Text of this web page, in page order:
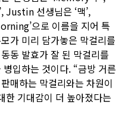
Justin 선생님은 ‘맥’,
으로 이름을 지어 특
가 미리 담가놓은 막걸리를
동 발효가 잘 된 막걸리를
입하는 것이다. “금방 거른
매하는 막걸리와는 차원이
한 기대감이 더 높아졌다는